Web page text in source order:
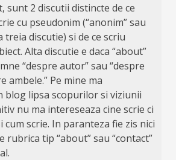
sunt 2 discutii distincte de ce
cu pseudonim (“anonim” sau
treia discutie) si de ce scriu
Alta discutie e daca “about”
“despre autor” sau “despre
ambele.” Pe mine ma
blog lipsa scopurilor si viziunii
nu ma intereseaza cine scrie ci
cum scrie. In paranteza fie zis nici
rubrica tip “about” sau “contact”